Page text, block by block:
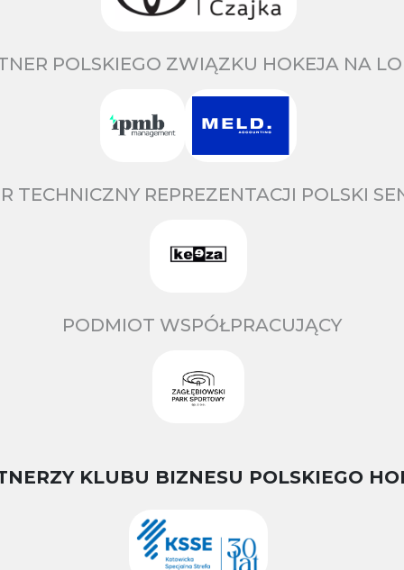
POLSKIEGO ZWIĄZKU HOKEJA NA
TECHNICZNY REPREZENTACJI POLSKI
PODMIOT WSPÓŁPRACUJĄCY
KLUBU BIZNESU POLSKIEGO